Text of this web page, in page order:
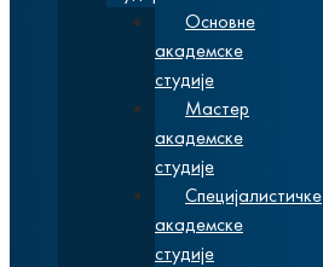
Основне
академске
студије
Мастер
академске
студије
Специјалистичке
академске
студије